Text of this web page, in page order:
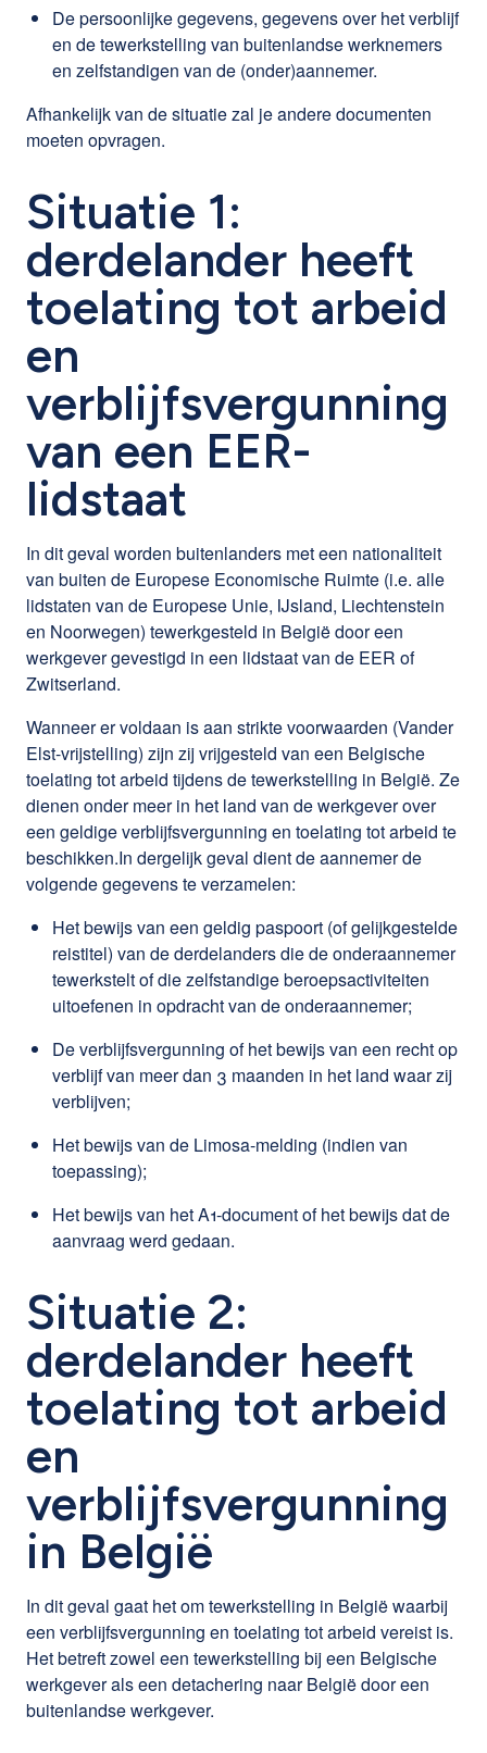
De persoonlijke gegevens, gegevens over het verblijf
en de tewerkstelling van buitenlandse werknemers
en zelfstandigen van de (onder)aannemer.
Afhankelijk van de situatie zal je andere documenten
moeten opvragen.
Situatie 1:
derdelander heeft
toelating tot arbeid
en
verblijfsvergunning
van een EER-
lidstaat
In dit geval worden buitenlanders met een nationaliteit
van buiten de Europese Economische Ruimte (i.e. alle
lidstaten van de Europese Unie, IJsland, Liechtenstein
en Noorwegen) tewerkgesteld in België door een
werkgever gevestigd in een lidstaat van de EER of
Zwitserland.
Wanneer er voldaan is aan strikte voorwaarden (Vander
Elst-vrijstelling) zijn zij vrijgesteld van een Belgische
toelating tot arbeid tijdens de tewerkstelling in België. Ze
dienen onder meer in het land van de werkgever over
een geldige verblijfsvergunning en toelating tot arbeid te
beschikken.In dergelijk geval dient de aannemer de
volgende gegevens te verzamelen:
Het bewijs van een geldig paspoort (of gelijkgestelde
reistitel) van de derdelanders die de onderaannemer
tewerkstelt of die zelfstandige beroepsactiviteiten
uitoefenen in opdracht van de onderaannemer;
De verblijfsvergunning of het bewijs van een recht op
verblijf van meer dan 3 maanden in het land waar zij
verblijven;
Het bewijs van de Limosa-melding (indien van
toepassing);
Het bewijs van het A1-document of het bewijs dat de
aanvraag werd gedaan.
Situatie 2:
derdelander heeft
toelating tot arbeid
en
verblijfsvergunning
in België
In dit geval gaat het om tewerkstelling in België waarbij
een verblijfsvergunning en toelating tot arbeid vereist is.
Het betreft zowel een tewerkstelling bij een Belgische
werkgever als een detachering naar België door een
buitenlandse werkgever.